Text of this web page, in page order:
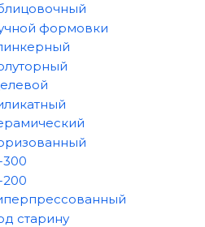
формовки
старину